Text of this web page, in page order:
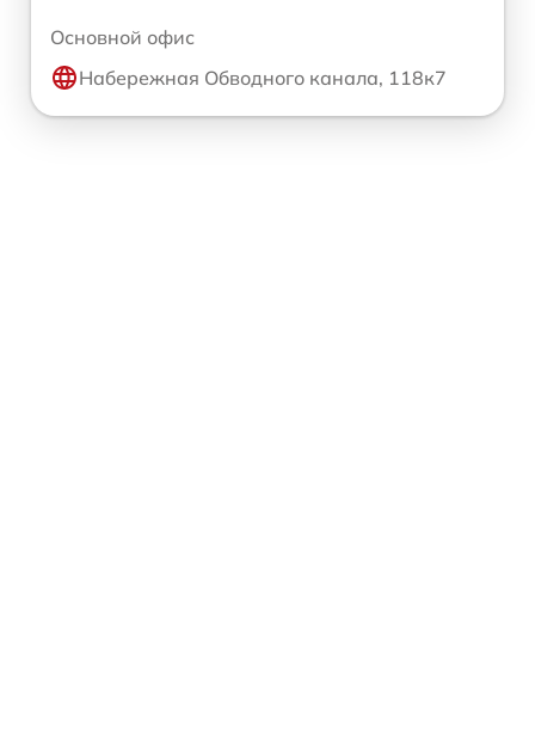
Основной офис
Набережная Обводного канала, 118к7